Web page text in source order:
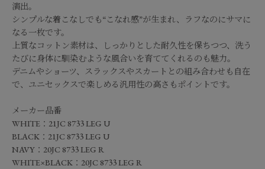
演出。
シンプルな着こなしでも“こなれ感”が生まれ、ラフなのにサマに
なる一枚です。
上質なコットン素材は、しっかりとした耐久性を保ちつつ、洗う
たびに身体に馴染むような風合いを育ててくれるのも魅力。
デニムやショーツ、スラックスやスカートとの組み合わせも自在
で、ユニセックスで楽しめる汎用性の高さもポイントです。
メーカー品番
WHITE：21JC 8733 LEG U
BLACK：21JC 8733 LEG U
NAVY：20JC 8733 LEG R
WHITE×BLACK：20JC 8733 LEG R